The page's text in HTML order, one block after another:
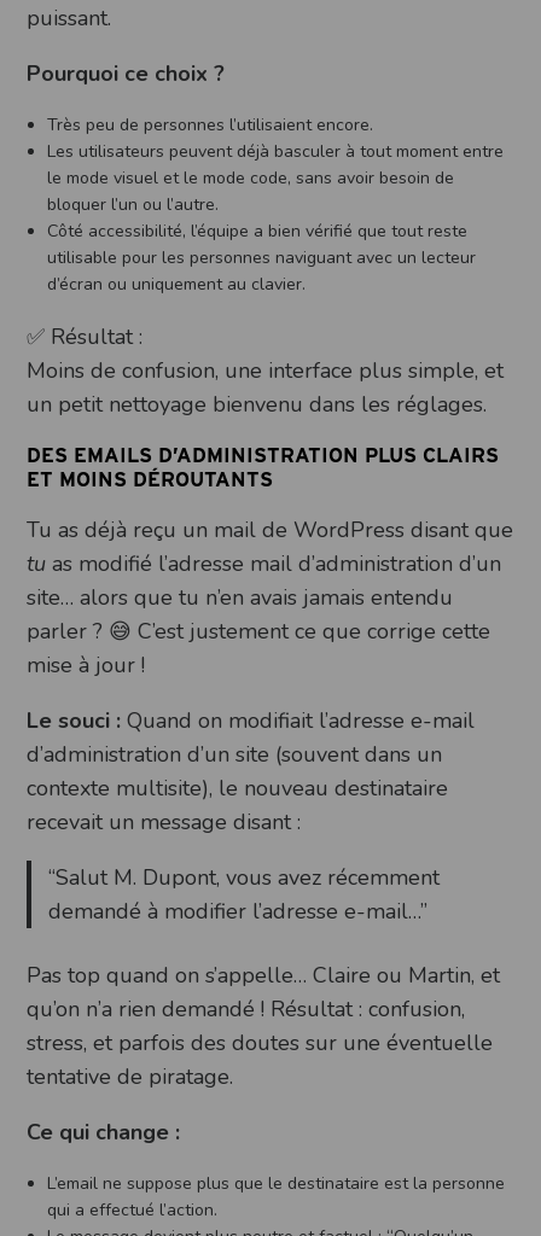
puissant.
Pourquoi ce choix ?
Très peu de personnes l’utilisaient encore.
Les utilisateurs peuvent déjà basculer à tout moment entre
le mode visuel et le mode code, sans avoir besoin de
bloquer l’un ou l’autre.
Côté accessibilité, l’équipe a bien vérifié que tout reste
utilisable pour les personnes naviguant avec un lecteur
d’écran ou uniquement au clavier.
✅ Résultat :
Moins de confusion, une interface plus simple, et
un petit nettoyage bienvenu dans les réglages.
DES EMAILS D’ADMINISTRATION PLUS CLAIRS
ET MOINS DÉROUTANTS
Tu as déjà reçu un mail de WordPress disant que
tu as modifié l’adresse mail d’administration d’un
site… alors que tu n’en avais jamais entendu
parler ? 😅 C’est justement ce que corrige cette
mise à jour !
Le souci : Quand on modifiait l’adresse e-mail
d’administration d’un site (souvent dans un
contexte multisite), le nouveau destinataire
recevait un message disant :
“Salut M. Dupont, vous avez récemment
demandé à modifier l’adresse e-mail…”
Pas top quand on s’appelle… Claire ou Martin, et
qu’on n’a rien demandé ! Résultat : confusion,
stress, et parfois des doutes sur une éventuelle
tentative de piratage.
Ce qui change :
L’email ne suppose plus que le destinataire est la personne
qui a effectué l’action.